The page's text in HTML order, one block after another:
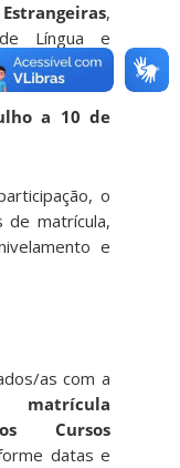
,
Língua e
a 10 de
o
de matrícula,
e
as com a
matrícula
Cursos
datas e